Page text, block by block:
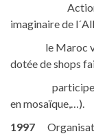
Actions
imaginaire de
le Maroc vers
dotée de shops
participer
en mosaïque,…).
1997